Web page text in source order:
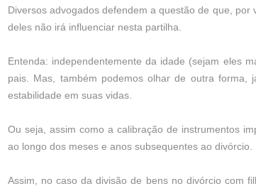
Diversos advogados defendem a questão de que,
deles não irá influenciar nesta partilha.
Entenda: independentemente da idade (sejam eles
pais. Mas, também podemos olhar de outra
estabilidade em suas vidas.
Ou seja, assim como a calibração de instrumentos
ao longo dos meses e anos subsequentes ao divórcio.
Assim, no caso da divisão de bens no divórcio com